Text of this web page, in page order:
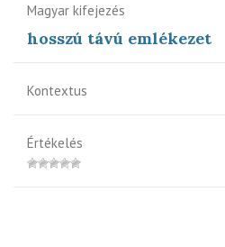
Magyar kifejezés
hosszú távú emlékezet
Kontextus
Értékelés